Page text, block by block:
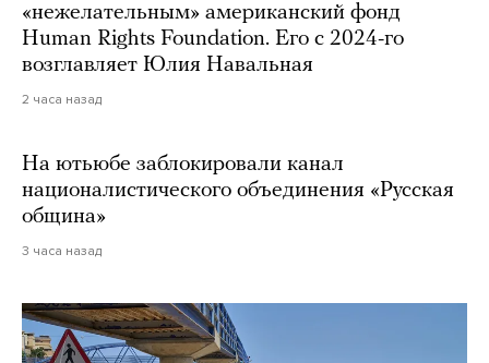
«нежелательным» американский фонд
Human Rights Foundation. Его с 2024-го
возглавляет Юлия Навальная
2 часа назад
На ютьюбе заблокировали канал
националистического объединения «Русская
община»
3 часа назад